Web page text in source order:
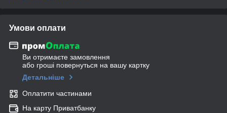
Умови оплати
Ви отримаєте замовлення
або гроші повернуться на вашу картку
Детальніше
Оплатити частинами
На карту Приватбанку